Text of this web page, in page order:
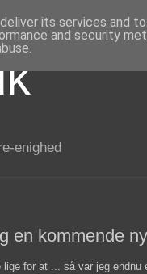
enighed
en kommende
lige for at ... så var jeg
its services and
and security